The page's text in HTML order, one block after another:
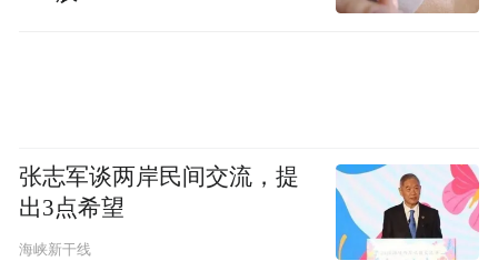
“秦汉文明展览”27日在匈牙利布达佩斯美术
馆开幕。百余件春秋战国至秦汉时期代表性
张志军谈两岸民间交流，提
出3点希望
海峡新干线